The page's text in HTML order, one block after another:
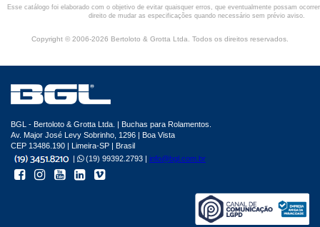
Esse catálogo foi elaborado com o objetivo de evitar quaisquer erros, que eventualmente possam
direito de mudar as especificações quando necessário sem prévio aviso.
Copyright © 2006-2026 Bertoloto & Grotta Ltda. Todos os direitos reservados.
BGL - Bertoloto & Grotta Ltda. | Buchas para Rolamentos.
Av. Major José Levy Sobrinho, 1296 | Boa Vista
CEP 13486.190 | Limeira-SP | Brasil
|
(19) 99392.2793 | info@bgl.com.br